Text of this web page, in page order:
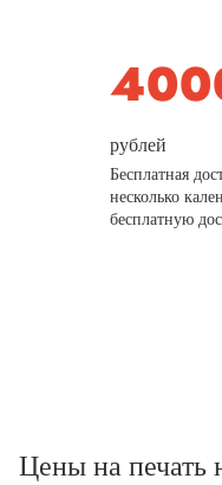
рублей
Бесплатная
несколько
бесплатную
Цены на печать